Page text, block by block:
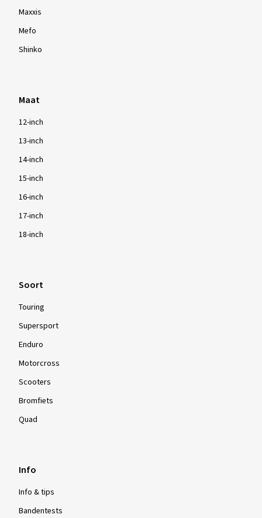
Maxxis
Mefo
Shinko
Maat
12-inch
13-inch
14-inch
15-inch
16-inch
17-inch
18-inch
Soort
Touring
Supersport
Enduro
Motorcross
Scooters
Bromfiets
Quad
Info
Info & tips
Bandentests